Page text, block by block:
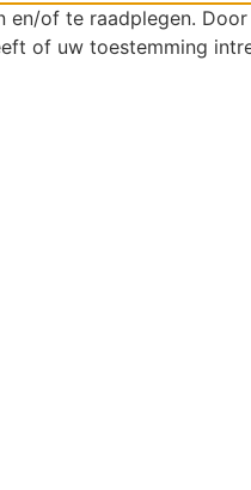
of te raadplegen.
of uw toestemming